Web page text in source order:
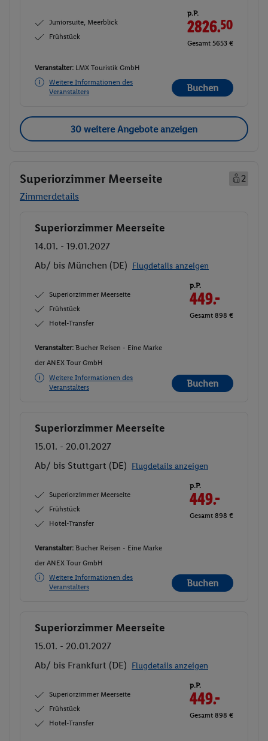
Juniorsuite, Meerblick
Frühstück
p.P.
2826.50
Gesamt 5653 €
Veranstalter: LMX Touristik GmbH
Weitere Informationen des
Veranstalters
Buchen
30 weitere Angebote anzeigen
Superiorzimmer Meerseite
2
Zimmerdetails
Buchen
Superiorzimmer Meerseite
14.01. - 19.01.2027
Ab/ bis München (DE) Flugdetails anzeigen
Superiorzimmer Meerseite
Frühstück
Hotel-Transfer
p.P.
449.-
Gesamt 898 €
Veranstalter: Bucher Reisen - Eine Marke
der ANEX Tour GmbH
Weitere Informationen des
Veranstalters
Buchen
Buchen
Superiorzimmer Meerseite
15.01. - 20.01.2027
Ab/ bis Stuttgart (DE) Flugdetails anzeigen
Superiorzimmer Meerseite
Frühstück
Hotel-Transfer
p.P.
449.-
Gesamt 898 €
Veranstalter: Bucher Reisen - Eine Marke
der ANEX Tour GmbH
Weitere Informationen des
Veranstalters
Buchen
Buchen
Superiorzimmer Meerseite
15.01. - 20.01.2027
Ab/ bis Frankfurt (DE) Flugdetails anzeigen
Superiorzimmer Meerseite
Frühstück
Hotel-Transfer
p.P.
449.-
Gesamt 898 €